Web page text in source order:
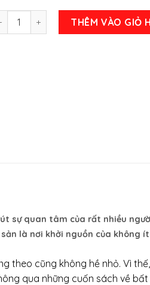
Thầy Đầu Tư Bất Động Sản –
THÊM VÀO GIỎ
sự quan tâm của rất nhiều
là nơi khởi nguồn của không
theo cũng không hề nhỏ. Vì
qua những cuốn sách về